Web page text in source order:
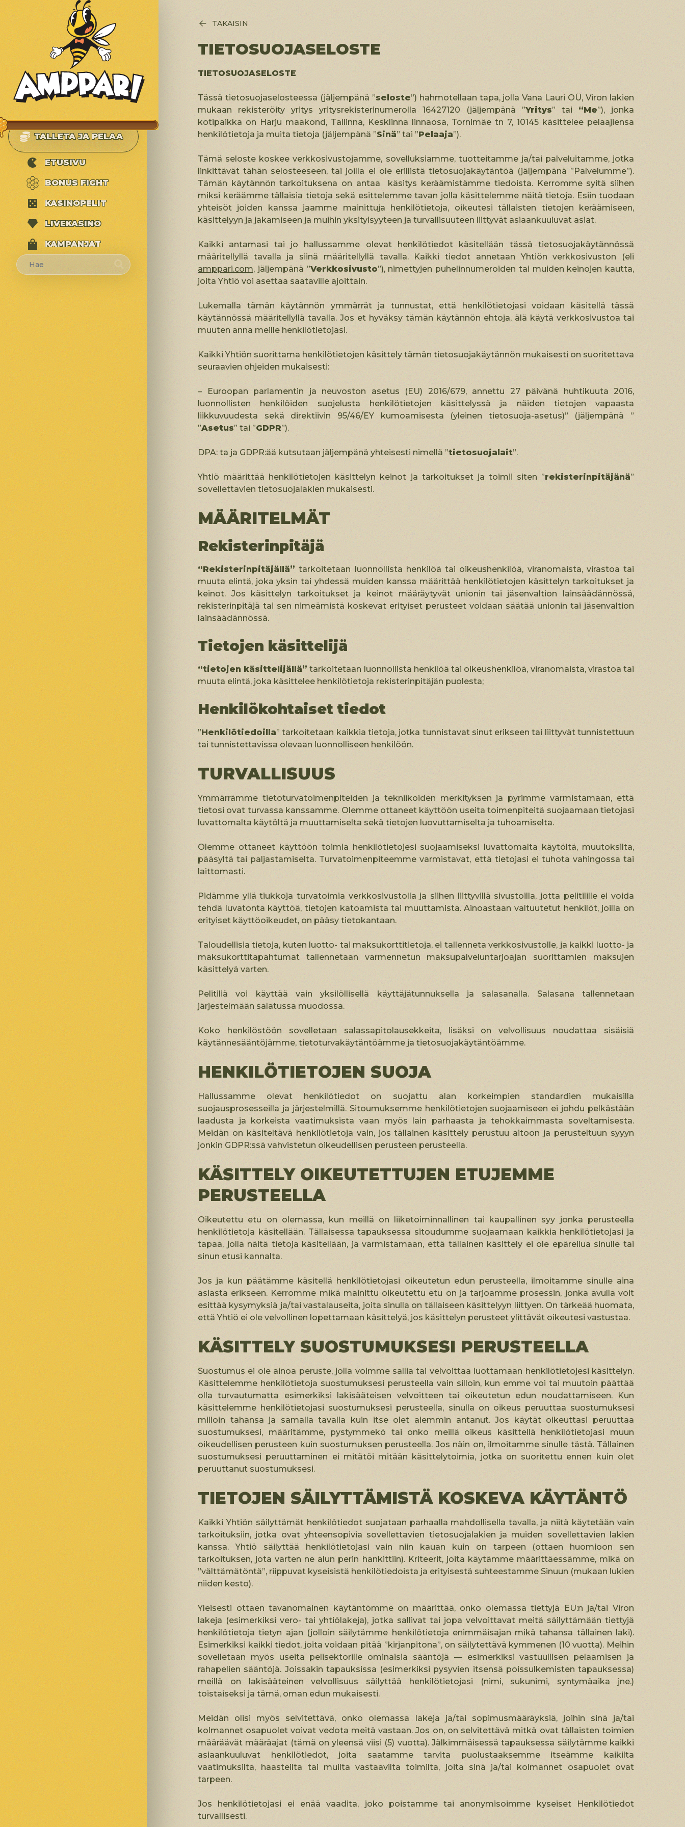
JATKA
PELAAMISTA
TALLETA JA PELAA
ETUSIVU
BONUS FIGHT
KASINOPELIT
LIVEKASINO
KAMPANJAT
TAKAISIN
TIETOSUOJASELOSTE
TIETOSUOJASELOSTE
Tässä tietosuojaselosteessa (jäljempänä ”seloste”) hahmotellaan tapa, jolla Vana Lauri OÜ, Viron lakien
mukaan rekisteröity yritys yritysrekisterinumerolla 16427120 (jäljempänä ”Yritys” tai “Me”), jonka
kotipaikka on Harju maakond, Tallinna, Kesklinna linnaosa, Tornimäe tn 7, 10145 käsittelee pelaajiensa
henkilötietoja ja muita tietoja (jäljempänä ”Sinä” tai ”Pelaaja”).
Tämä seloste koskee verkkosivustojamme, sovelluksiamme, tuotteitamme ja/tai palveluitamme, jotka
linkittävät tähän selosteeseen, tai joilla ei ole erillistä tietosuojakäytäntöä (jäljempänä ”Palvelumme”).
Tämän käytännön tarkoituksena on antaa käsitys keräämistämme tiedoista. Kerromme syitä siihen
miksi keräämme tällaisia tietoja sekä esittelemme tavan jolla käsittelemme näitä tietoja. Esiin tuodaan
yhteisöt joiden kanssa jaamme mainittuja henkilötietoja, oikeutesi tällaisten tietojen keräämiseen,
käsittelyyn ja jakamiseen ja muihin yksityisyyteen ja turvallisuuteen liittyvät asiaankuuluvat asiat.
Kaikki antamasi tai jo hallussamme olevat henkilötiedot käsitellään tässä tietosuojakäytännössä
määritellyllä tavalla ja siinä määritellyllä tavalla. Kaikki tiedot annetaan Yhtiön verkkosivuston (eli
amppari.com, jäljempänä ”Verkkosivusto”), nimettyjen puhelinnumeroiden tai muiden keinojen kautta,
joita Yhtiö voi asettaa saataville ajoittain.
Lukemalla tämän käytännön ymmärrät ja tunnustat, että henkilötietojasi voidaan käsitellä tässä
käytännössä määritellyllä tavalla. Jos et hyväksy tämän käytännön ehtoja, älä käytä verkkosivustoa tai
muuten anna meille henkilötietojasi.
Kaikki Yhtiön suorittama henkilötietojen käsittely tämän tietosuojakäytännön mukaisesti on suoritettava
seuraavien ohjeiden mukaisesti:
– Euroopan parlamentin ja neuvoston asetus (EU) 2016/679, annettu 27 päivänä huhtikuuta 2016,
luonnollisten henkilöiden suojelusta henkilötietojen käsittelyssä ja näiden tietojen vapaasta
liikkuvuudesta sekä direktiivin 95/46/EY kumoamisesta (yleinen tietosuoja-asetus)” (jäljempänä ”
”Asetus” tai ”GDPR”).
DPA: ta ja GDPR:ää kutsutaan jäljempänä yhteisesti nimellä ”tietosuojalait”.
Yhtiö määrittää henkilötietojen käsittelyn keinot ja tarkoitukset ja toimii siten ”rekisterinpitäjänä”
sovellettavien tietosuojalakien mukaisesti.
MÄÄRITELMÄT
Rekisterinpitäjä
“Rekisterinpitäjällä” tarkoitetaan luonnollista henkilöä tai oikeushenkilöä, viranomaista, virastoa tai
muuta elintä, joka yksin tai yhdessä muiden kanssa määrittää henkilötietojen käsittelyn tarkoitukset ja
keinot. Jos käsittelyn tarkoitukset ja keinot määräytyvät unionin tai jäsenvaltion lainsäädännössä,
rekisterinpitäjä tai sen nimeämistä koskevat erityiset perusteet voidaan säätää unionin tai jäsenvaltion
lainsäädännössä.
Tietojen käsittelijä
“tietojen käsittelijällä” tarkoitetaan luonnollista henkilöä tai oikeushenkilöä, viranomaista, virastoa tai
muuta elintä, joka käsittelee henkilötietoja rekisterinpitäjän puolesta;
Henkilökohtaiset tiedot
”Henkilötiedoilla” tarkoitetaan kaikkia tietoja, jotka tunnistavat sinut erikseen tai liittyvät tunnistettuun
tai tunnistettavissa olevaan luonnolliseen henkilöön.
TURVALLISUUS
Ymmärrämme tietoturvatoimenpiteiden ja tekniikoiden merkityksen ja pyrimme varmistamaan, että
tietosi ovat turvassa kanssamme. Olemme ottaneet käyttöön useita toimenpiteitä suojaamaan tietojasi
luvattomalta käytöltä ja muuttamiselta sekä tietojen luovuttamiselta ja tuhoamiselta.
Olemme ottaneet käyttöön toimia henkilötietojesi suojaamiseksi luvattomalta käytöltä, muutoksilta,
pääsyltä tai paljastamiselta. Turvatoimenpiteemme varmistavat, että tietojasi ei tuhota vahingossa tai
laittomasti.
Pidämme yllä tiukkoja turvatoimia verkkosivustolla ja siihen liittyvillä sivustoilla, jotta pelitilille ei voida
tehdä luvatonta käyttöä, tietojen katoamista tai muuttamista. Ainoastaan valtuutetut henkilöt, joilla on
erityiset käyttöoikeudet, on pääsy tietokantaan.
Taloudellisia tietoja, kuten luotto- tai maksukorttitietoja, ei tallenneta verkkosivustolle, ja kaikki luotto- ja
maksukorttitapahtumat tallennetaan varmennetun maksupalveluntarjoajan suorittamien maksujen
käsittelyä varten.
Pelitiliä voi käyttää vain yksilöllisellä käyttäjätunnuksella ja salasanalla. Salasana tallennetaan
järjestelmään salatussa muodossa.
Koko henkilöstöön sovelletaan salassapitolausekkeita, lisäksi on velvollisuus noudattaa sisäisiä
käytännesääntöjämme, tietoturvakäytäntöämme ja tietosuojakäytäntöämme.
HENKILÖTIETOJEN SUOJA
Hallussamme olevat henkilötiedot on suojattu alan korkeimpien standardien mukaisilla
suojausprosesseilla ja järjestelmillä. Sitoumuksemme henkilötietojen suojaamiseen ei johdu pelkästään
laadusta ja korkeista vaatimuksista vaan myös lain parhaasta ja tehokkaimmasta soveltamisesta.
Meidän on käsiteltävä henkilötietoja vain, jos tällainen käsittely perustuu aitoon ja perusteltuun syyyn
jonkin GDPR:ssä vahvistetun oikeudellisen perusteen perusteella.
KÄSITTELY OIKEUTETTUJEN ETUJEMME
PERUSTEELLA
Oikeutettu etu on olemassa, kun meillä on liiketoiminnallinen tai kaupallinen syy jonka perusteella
henkilötietoja käsitellään. Tällaisessa tapauksessa sitoudumme suojaamaan kaikkia henkilötietojasi ja
tapaa, jolla näitä tietoja käsitellään, ja varmistamaan, että tällainen käsittely ei ole epäreilua sinulle tai
sinun etusi kannalta.
Jos ja kun päätämme käsitellä henkilötietojasi oikeutetun edun perusteella, ilmoitamme sinulle aina
asiasta erikseen. Kerromme mikä mainittu oikeutettu etu on ja tarjoamme prosessin, jonka avulla voit
esittää kysymyksiä ja/tai vastalauseita, joita sinulla on tällaiseen käsittelyyn liittyen. On tärkeää huomata,
että Yhtiö ei ole velvollinen lopettamaan käsittelyä, jos käsittelyn perusteet ylittävät oikeutesi vastustaa.
KÄSITTELY SUOSTUMUKSESI PERUSTEELLA
Suostumus ei ole ainoa peruste, jolla voimme sallia tai velvoittaa luottamaan henkilötietojesi käsittelyn.
Käsittelemme henkilötietoja suostumuksesi perusteella vain silloin, kun emme voi tai muutoin päättää
olla turvautumatta esimerkiksi lakisääteisen velvoitteen tai oikeutetun edun noudattamiseen. Kun
käsittelemme henkilötietojasi suostumuksesi perusteella, sinulla on oikeus peruuttaa suostumuksesi
milloin tahansa ja samalla tavalla kuin itse olet aiemmin antanut. Jos käytät oikeuttasi peruuttaa
suostumuksesi, määritämme, pystymmekö tai onko meillä oikeus käsittellä henkilötietojasi muun
oikeudellisen perusteen kuin suostumuksen perusteella. Jos näin on, ilmoitamme sinulle tästä. Tällainen
suostumuksesi peruuttaminen ei mitätöi mitään käsittelytoimia, jotka on suoritettu ennen kuin olet
peruuttanut suostumuksesi.
TIETOJEN SÄILYTTÄMISTÄ KOSKEVA KÄYTÄNTÖ
Kaikki Yhtiön säilyttämät henkilötiedot suojataan parhaalla mahdollisella tavalla, ja niitä käytetään vain
tarkoituksiin, jotka ovat yhteensopivia sovellettavien tietosuojalakien ja muiden sovellettavien lakien
kanssa. Yhtiö säilyttää henkilötietojasi vain niin kauan kuin on tarpeen (ottaen huomioon sen
tarkoituksen, jota varten ne alun perin hankittiin). Kriteerit, joita käytämme määrittäessämme, mikä on
”välttämätöntä”, riippuvat kyseisistä henkilötiedoista ja erityisestä suhteestamme Sinuun (mukaan lukien
niiden kesto).
Yleisesti ottaen tavanomainen käytäntömme on määrittää, onko olemassa tiettyjä EU:n ja/tai Viron
lakeja (esimerkiksi vero- tai yhtiölakeja), jotka sallivat tai jopa velvoittavat meitä säilyttämään tiettyjä
henkilötietoja tietyn ajan (jolloin säilytämme henkilötietoja enimmäisajan mikä tahansa tällainen laki).
Esimerkiksi kaikki tiedot, joita voidaan pitää ”kirjanpitona”, on säilytettävä kymmenen (10 vuotta). Meihin
sovelletaan myös useita pelisektorille ominaisia sääntöjä — esimerkiksi vastuullisen pelaamisen ja
rahapelien sääntöjä. Joissakin tapauksissa (esimerkiksi pysyvien itsensä poissulkemisten tapauksessa)
meillä on lakisääteinen velvollisuus säilyttää henkilötietojasi (nimi, sukunimi, syntymäaika jne.)
toistaiseksi ja tämä, oman edun mukaisesti.
Meidän olisi myös selvitettävä, onko olemassa lakeja ja/tai sopimusmääräyksiä, joihin sinä ja/tai
kolmannet osapuolet voivat vedota meitä vastaan. Jos on, on selvitettävä mitkä ovat tällaisten toimien
määräävät määräajat (tämä on yleensä viisi (5) vuotta). Jälkimmäisessä tapauksessa säilytämme kaikki
asiaankuuluvat henkilötiedot, joita saatamme tarvita puolustaaksemme itseämme kaikilta
vaatimuksilta, haasteilta tai muilta vastaavilta toimilta, joita sinä ja/tai kolmannet osapuolet ovat
tarpeen.
Jos henkilötietojasi ei enää vaadita, joko poistamme tai anonymisoimme kyseiset Henkilötiedot
turvallisesti.